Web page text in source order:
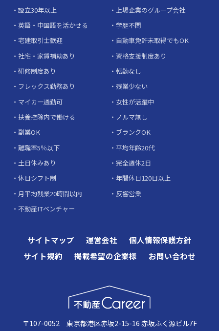
設立30年以上
上場企業のグループ会社
英語・中国語を活かせる
学歴不問
宅建取引士歓迎
自動車免許未取得でもOK
社宅・家賃補助あり
資格支援制度あり
研修制度あり
転勤なし
フレックス勤務あり
残業少ない
マイカー通勤可
女性が活躍中
扶養控除内で働ける
ノルマ無し
副業OK
ブランクOK
離職率5％以下
平均年齢20代
土日休みあり
完全週休2日
休日シフト制
年間休日120日以上
月平均残業20時間以内
反響営業
不動産ITベンチャー
サイトマップ 運営会社
個人情報保護方針
サイト規約
掲載希望の企業様 お問い合わせ
〒107-0052 東京都港区赤坂2-15-16 赤坂ふく源ビル7F